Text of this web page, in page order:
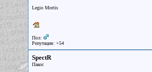
Legio Mortis
Пол:
Репутация: +54
SpectR
Пакос